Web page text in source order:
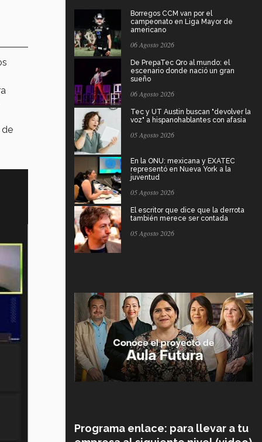
de
Borregos CCM van por el
campeonato en Liga Mayor de
americano
06 Agosto 2026
De PrepaTec Qro al mundo: el
escenario donde nació un gran
sueño
06 Agosto 2026
Tec y UT Austin buscan "devolver la
voz" a hispanohablantes con afasia
05 Agosto 2026
En la ONU: mexicana y EXATEC
representó en Nueva York a la
juventud
05 Agosto 2026
El escritor que dice que la derrota
también merece ser contada
05 Agosto 2026
Programa enlace: para llevar a tu